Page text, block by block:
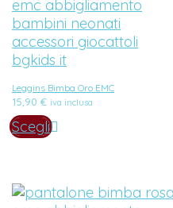
Leggins Bimba Oro EMC
15,90 € iva inclusa
Scegli